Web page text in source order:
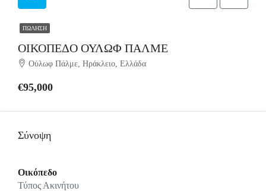
ΠΏΛΗΣΗ
ΟΙΚΟΠΕΔΟ ΟΥΛΩΦ ΠΑΛΜΕ
Ούλωφ Πάλμε, Ηράκλειο, Ελλάδα
€95,000
Σύνοψη
Οικόπεδο
Τύπος Ακινήτου